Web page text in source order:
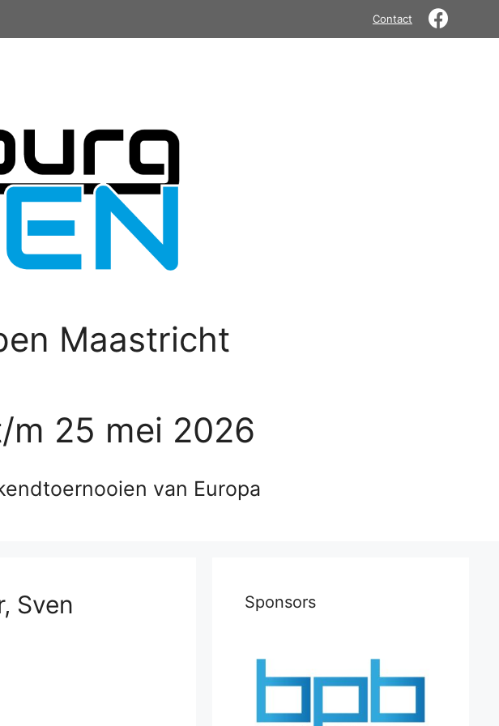
Contact
Maastricht
m 25 mei 2026
van Europa
Sven Sponsors